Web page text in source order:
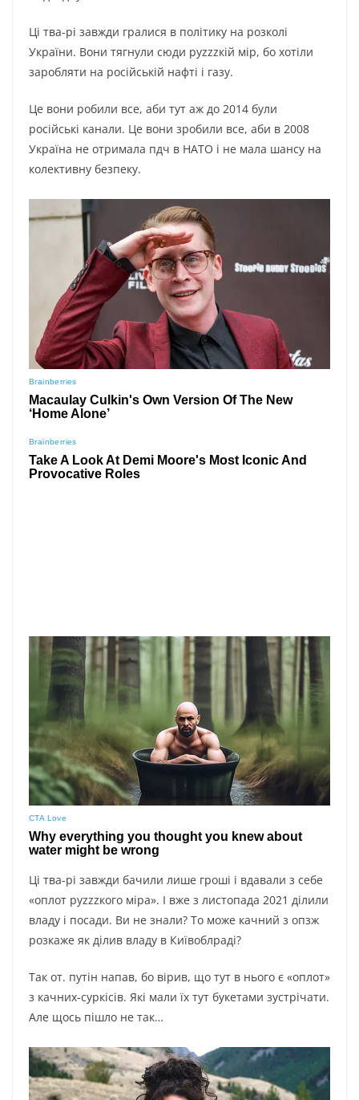
Ці тва-рі завжди гралися в політику на розколі
України. Вони тягнули сюди руzzzкій мір, бо хотіли
заробляти на російській нафті і газу.
Це вони робили все, аби тут аж до 2014 були
російські канали. Це вони зробили все, аби в 2008
Україна не отримала пдч в НАТО і не мала шансу на
колективну безпеку.
Ці тва-рі завжди бачили лише гроші і вдавали з себе
«оплот руzzzкого міра». І вже з листопада 2021 ділили
владу і посади. Ви не знали? То може качний з опзж
розкаже як ділив владу в Київоблраді?
Так от. путін напав, бо вірив, що тут в нього є «оплот»
з качних-суркісів. Які мали їх тут букетами зустрічати.
Але щось пішло не так…